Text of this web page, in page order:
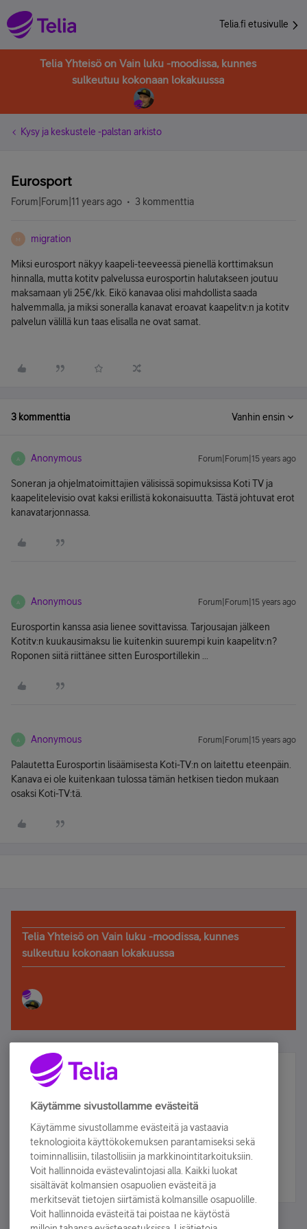
Telia.fi etusivulle
Telia Yhteisö on Vain luku -moodissa, kunnes
sulkeutuu kokonaan lokakuussa
Kysy ja keskustele -palstan arkisto
Eurosport
Forum|Forum|11 years ago 3 kommenttia
M migration
Miksi eurosport näkyy kaapeli-teeveessä pienellä korttimaksun
hinnalla, mutta kotitv palvelussa eurosportin halutakseen joutuu
maksamaan yli 25€/kk. Eikö kanavaa olisi mahdollista saada
halvemmalla, ja miksi soneralla kanavat eroavat kaapelitv:n ja kotitv
palvelun välillä kun taas elisalla ne ovat samat.
3 kommenttia Vanhin ensin
A Anonymous Forum|Forum|15 years ago
Soneran ja ohjelmatoimittajien välisissä sopimuksissa Koti TV ja
kaapelitelevisio ovat kaksi erillistä kokonaisuutta. Tästä johtuvat erot
kanavatarjonnassa.
A Anonymous Forum|Forum|15 years ago
Eurosportin kanssa asia lienee sovittavissa. Tarjousajan jälkeen
Kotitv:n kuukausimaksu lie kuitenkin suurempi kuin kaapelitv:n?
Roponen siitä riittänee sitten Eurosportillekin ...
A Anonymous Forum|Forum|15 years ago
Palautetta Eurosportin lisäämisesta Koti-TV:n on laitettu eteenpäin.
Kanava ei ole kuitenkaan tulossa tämän hetkisen tiedon mukaan
osaksi Koti-TV:tä.
Telia Yhteisö on Vain luku -moodissa, kunnes
sulkeutuu kokonaan lokakuussa
Älä jää paitsi – osallistu ja voita!
Tilaa Telian uutiskirje ja olet mukana arvonnassa.
sähköpostiisi.
Tilaa nyt
Käytämme sivustollamme evästeitä
Käytämme sivustollamme evästeitä ja vastaavia
teknologioita käyttökokemuksen parantamiseksi sekä
toiminnallisiin, tilastollisiin ja markkinointitarkoituksiin.
Voit hallinnoida evästevalintojasi alla. Kaikki luokat
sisältävät kolmansien osapuolien evästeitä ja
merkitsevät tietojen siirtämistä kolmansille osapuolille.
Voit hallinnoida evästeitä tai poistaa ne käytöstä